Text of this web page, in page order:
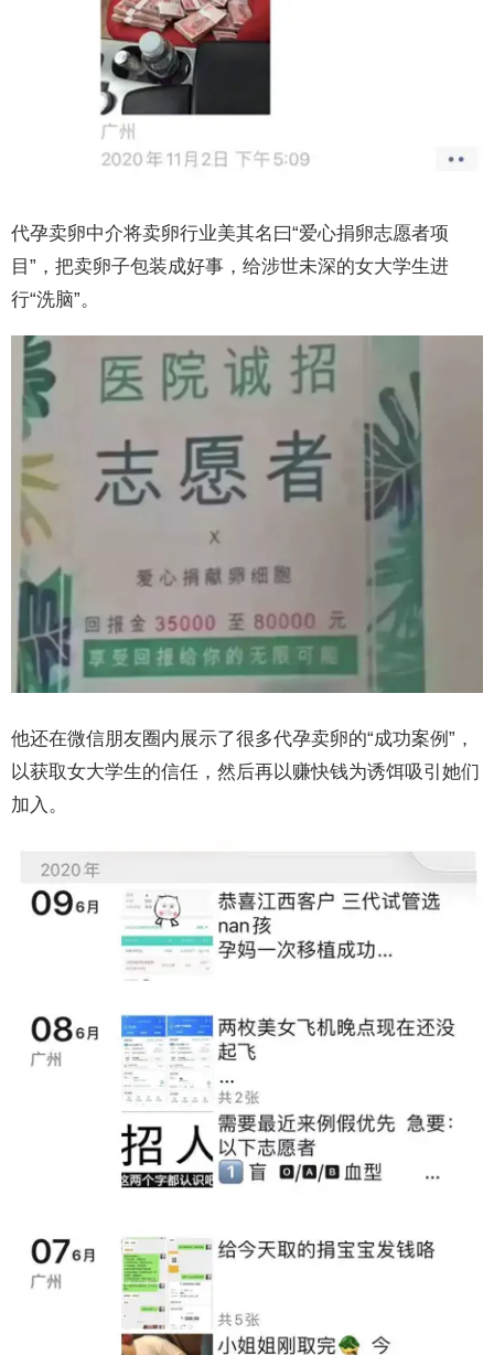
代孕卖卵中介将卖卵行业美其名曰“爱心捐卵志愿者项
目”，把卖卵子包装成好事，给涉世未深的女大学生进
行“洗脑”。
他还在微信朋友圈内展示了很多代孕卖卵的“成功案例”，
以获取女大学生的信任，然后再以赚快钱为诱饵吸引她们
加入。